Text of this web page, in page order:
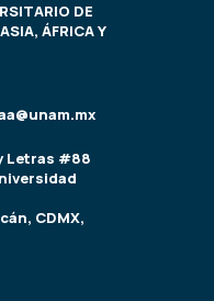
DE
ÁFRICA Y
Letras #88
CDMX,